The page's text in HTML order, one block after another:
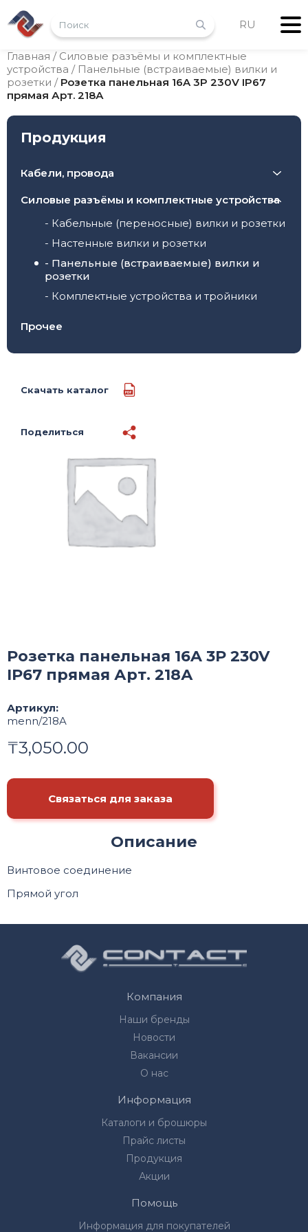
RU
Главная / Силовые разъёмы и комплектные
устройства / Панельные (встраиваемые) вилки и
розетки / Розетка панельная 16A 3P 230V IP67
прямая Арт. 218А
Продукция
Кабели, провода
- Провода
- Контрольные кабели
- Кабели с резиновой и PUR изоляцией
- Безгалогеновые кабели
- Сверхгибкие кабели для буксируемых
кабельных цепей
- Кабели передачи данных и BUS систем
Силовые разъёмы и комплектные устройства
- Кабельные (переносные) вилки и розетки
- Настенные вилки и розетки
- Панельные (встраиваемые) вилки и
розетки
- Комплектные устройства и тройники
Прочее
Скачать каталог
Поделиться
Розетка панельная 16A 3P 230V
IP67 прямая Арт. 218А
Артикул:
menn/218A
₸3,050.00
Связаться для заказа
Описание
Винтовое соединение
Прямой угол
Компания
Наши бренды
Новости
Вакансии
О нас
Информация
Каталоги и брошюры
Прайс листы
Продукция
Акции
Помощь
Информация для покупателей